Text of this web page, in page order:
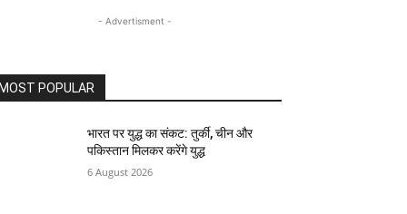
- Advertisment -
MOST POPULAR
भारत पर युद्ध का संकट: तुर्की, चीन और
पकिस्तान मिलकर करेंगे युद्ध
6 August 2026